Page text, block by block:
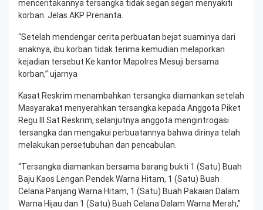
menceritakannya tersangka tidak segan segan menyakiti
korban. Jelas AKP Prenanta.
“Setelah mendengar cerita perbuatan bejat suaminya dari
anaknya, ibu korban tidak terima kemudian melaporkan
kejadian tersebut Ke kantor Mapolres Mesuji bersama
korban,” ujarnya
Kasat Reskrim menambahkan tersangka diamankan setelah
Masyarakat menyerahkan tersangka kepada Anggota Piket
Regu lll Sat Reskrim, selanjutnya anggota mengintrogasi
tersangka dan mengakui perbuatannya bahwa dirinya telah
melakukan persetubuhan dan pencabulan.
“Tersangka diamankan bersama barang bukti 1 (Satu) Buah
Baju Kaos Lengan Pendek Warna Hitam, 1 (Satu) Buah
Celana Panjang Warna Hitam, 1 (Satu) Buah Pakaian Dalam
Warna Hijau dan 1 (Satu) Buah Celana Dalam Warna Merah,”